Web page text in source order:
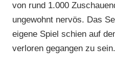
von rund 1.000
ungewohnt nervös. Das
eigene Spiel schien auf
verloren gegangen zu sein.